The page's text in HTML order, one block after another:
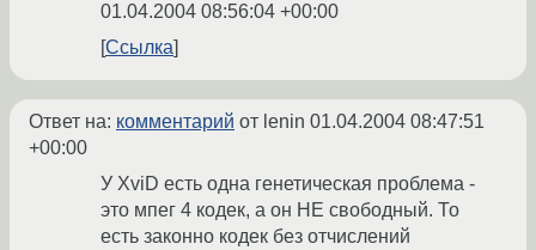
01.04.2004 08:56:04 +00:00
Ссылка
Ответ на: комментарий от lenin 01.04.2004 08:47:51
+00:00
У XviD есть одна генетическая проблема -
это мпег 4 кодек, а он НЕ свободный. То
есть законно кодек без отчислений